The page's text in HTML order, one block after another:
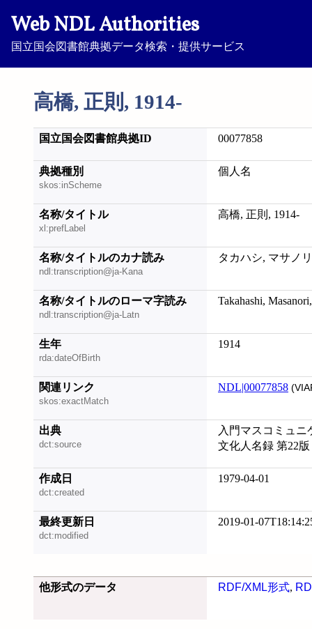
Web NDL Authorities
国立国会図書館典拠データ検索・提供サービス
高橋, 正則, 1914-
国立国会図書館典拠ID 00077858
典拠種別
skos:inScheme
個人名
名称/タイトル
xl:prefLabel
高橋, 正則, 1914-
名称/タイトルのカナ読み
ndl:transcription@ja-Kana
タカハシ, マサノ
名称/タイトルのローマ字読み
ndl:transcription@ja-Latn
Takahashi,
生年
rda:dateOfBirth
1914
関連リンク
skos:exactMatch
NDL|00077858
出典
dct:source
入門マスコミュニ
文化人名録 第22版
作成日
dct:created
1979-04-01
最終更新日
dct:modified
2019-01-
他形式のデータ RDF/XML形式,